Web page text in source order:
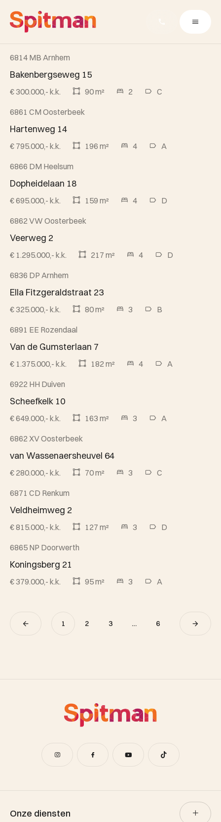
Beschikbaar
6814 MB Arnhem
Bakenbergseweg 15
€ 300.000,- k.k. 90 m² 2 C
Beschikbaar
6861 CM Oosterbeek
Hartenweg 14
€ 795.000,- k.k. 196 m² 4 A
Beschikbaar
6866 DM Heelsum
Dopheidelaan 18
€ 695.000,- k.k. 159 m² 4 D
Beschikbaar
6862 VW Oosterbeek
Veerweg 2
€ 1.295.000,- k.k. 217 m² 4 D
Beschikbaar
6836 DP Arnhem
Ella Fitzgeraldstraat 23
€ 325.000,- k.k. 80 m² 3 B
Beschikbaar
6891 EE Rozendaal
Van de Gumsterlaan 7
€ 1.375.000,- k.k. 182 m² 4 A
Beschikbaar
6922 HH Duiven
Scheefkelk 10
€ 649.000,- k.k. 163 m² 3 A
Beschikbaar
6862 XV Oosterbeek
van Wassenaersheuvel 64
€ 280.000,- k.k. 70 m² 3 C
Beschikbaar
6871 CD Renkum
Veldheimweg 2
€ 815.000,- k.k. 127 m² 3 D
Beschikbaar
6865 NP Doorwerth
Koningsberg 21
€ 379.000,- k.k. 95 m² 3 A
1 2 3 … 6
Onze diensten